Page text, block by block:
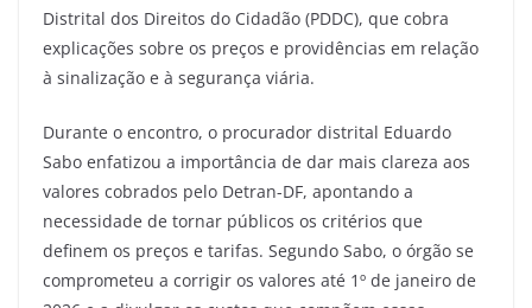
Distrital dos Direitos do Cidadão (PDDC), que cobra
explicações sobre os preços e providências em relação
à sinalização e à segurança viária.
Durante o encontro, o procurador distrital Eduardo
Sabo enfatizou a importância de dar mais clareza aos
valores cobrados pelo Detran-DF, apontando a
necessidade de tornar públicos os critérios que
definem os preços e tarifas. Segundo Sabo, o órgão se
comprometeu a corrigir os valores até 1º de janeiro de